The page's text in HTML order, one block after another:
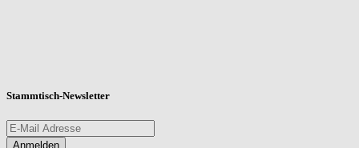
Stammtisch-Newsletter